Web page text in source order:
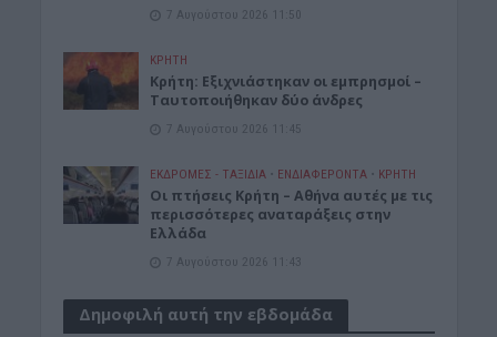
7 Αυγούστου 2026 11:50
ΚΡΗΤΗ
Κρήτη: Εξιχνιάστηκαν οι εμπρησμοί –
Ταυτοποιήθηκαν δύο άνδρες
7 Αυγούστου 2026 11:45
ΕΚΔΡΟΜΈΣ - ΤΑΞΊΔΙΑ • ΕΝΔΙΑΦΕΡΟΝΤΑ • ΚΡΗΤΗ
Οι πτήσεις Κρήτη – Αθήνα αυτές με τις
περισσότερες αναταράξεις στην
Ελλάδα
7 Αυγούστου 2026 11:43
Δημοφιλή αυτή την εβδομάδα